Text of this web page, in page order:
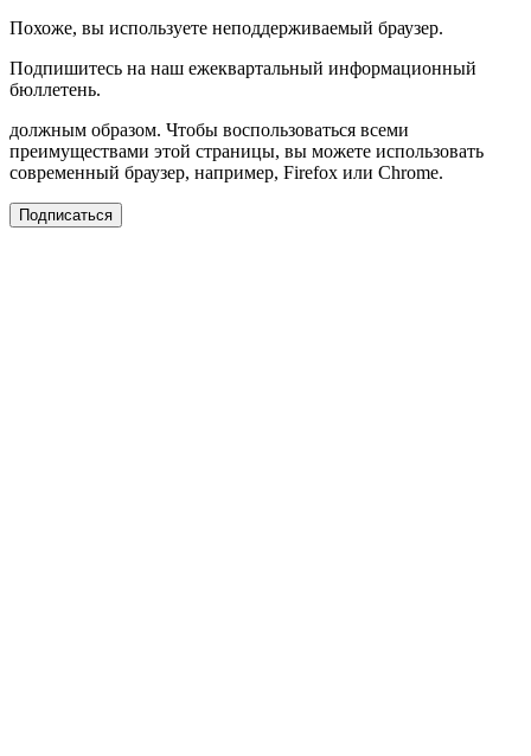
Похоже, вы используете неподдерживаемый браузер.
Подпишитесь на наш ежеквартальный информационный
бюллетень.
должным образом. Чтобы воспользоваться всеми
преимуществами этой страницы, вы можете использовать
современный браузер, например, Firefox или Chrome.
Подписаться